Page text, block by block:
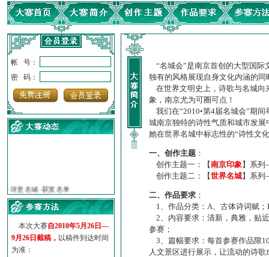
帐 号：
密 码：
·【诗意·名城】地铁展示作...
·诗意名城·地铁时间
·地铁完美呈现【诗意·名城...
参赛作品多达5000多首
“诗意·名城”晒诗会
特别通知--致广大诗词爱好...
本次大赛自2010年5月26日—
9月26日截稿， 以稿件到达时间
为准：
“名城会”是南京首创的大型国际
独有的风格展现自身文化内涵的
在世界文明史上，诗歌与名城向
象，南京尤为可圈可点！
我们在“2010•第4届名城会”期
城南京独特的诗性气质和城市发
她在世界名城中标志性的“诗性文
一、创作主题 ：
创作主题一：【南京印象】系
创作主题二：【世界名城】系
二、作品要求 ：
1、作品分类：A、古体诗词赋；
2、内容要求：清新，典雅，贴
参赛；
3、篇幅要求：每首参赛作品限
人文景区进行展示，让流动的诗